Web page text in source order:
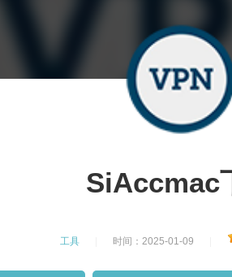
SiAccmac
工具 时间：2025-01-09